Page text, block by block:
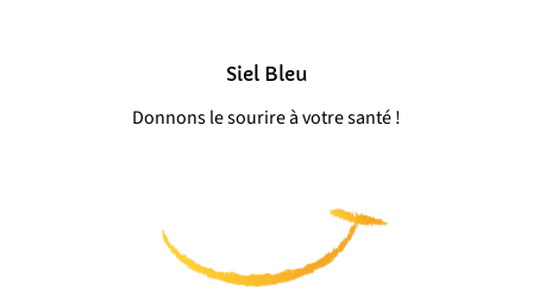
Siel Bleu
Donnons le sourire à votre santé !